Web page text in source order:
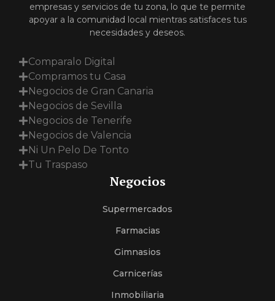
empresas y servicios de tu zona, lo que te permite
apoyar a la comunidad local mientras satisfaces tus
necesidades y deseos.
Comparalo Digital
Compramos tu Casa
Negocios de Gran Canaria
Negocios de Sevilla
Negocios de Tenerife
Negocios de Valencia
Ni Un Pelo De Tonto
Tu Traspaso
Negocios
Supermercados
Farmacias
Gimnasios
Carnicerías
Inmobiliaria